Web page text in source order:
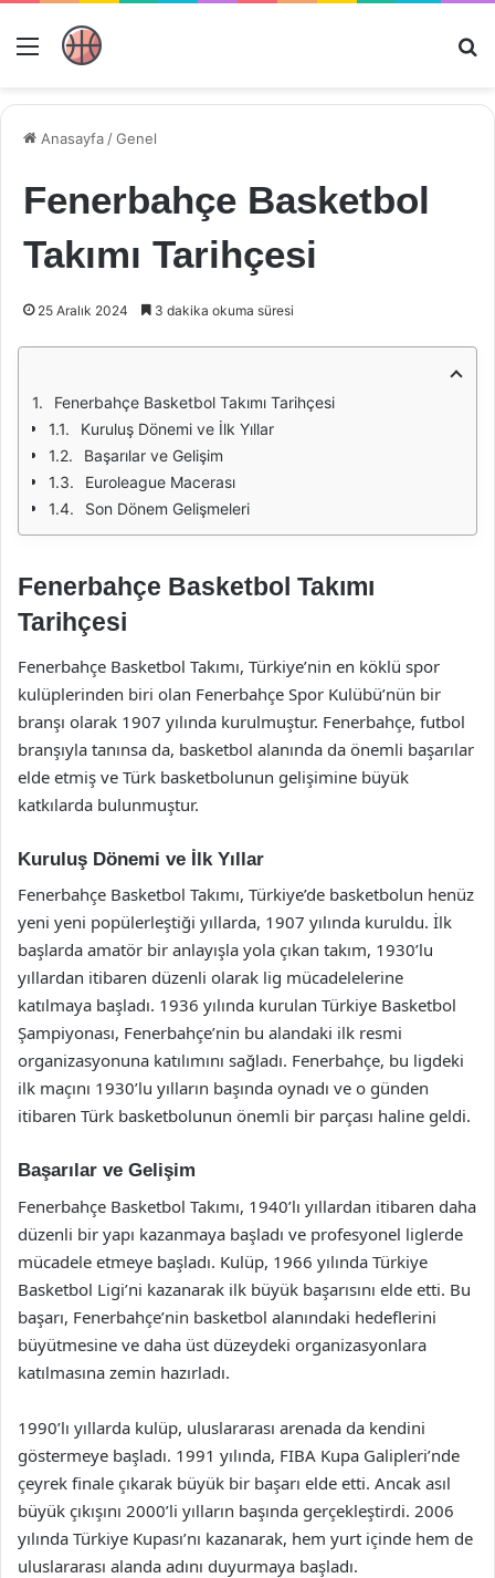
Menü
Anasayfa /Genel
Fenerbahçe Basketbol
Takımı Tarihçesi
25 Aralık 2024 3 dakika okuma süresi
Fenerbahçe Basketbol Takımı Tarihçesi
Kuruluş Dönemi ve İlk Yıllar
Başarılar ve Gelişim
Euroleague Macerası
Son Dönem Gelişmeleri
Fenerbahçe Basketbol Takımı
Tarihçesi
Fenerbahçe Basketbol Takımı, Türkiye’nin en köklü spor
kulüplerinden biri olan Fenerbahçe Spor Kulübü’nün bir
branşı olarak 1907 yılında kurulmuştur. Fenerbahçe, futbol
branşıyla tanınsa da, basketbol alanında da önemli başarılar
elde etmiş ve Türk basketbolunun gelişimine büyük
katkılarda bulunmuştur.
Kuruluş Dönemi ve İlk Yıllar
Fenerbahçe Basketbol Takımı, Türkiye’de basketbolun henüz
yeni yeni popülerleştiği yıllarda, 1907 yılında kuruldu. İlk
başlarda amatör bir anlayışla yola çıkan takım, 1930’lu
yıllardan itibaren düzenli olarak lig mücadelelerine
katılmaya başladı. 1936 yılında kurulan Türkiye Basketbol
Şampiyonası, Fenerbahçe’nin bu alandaki ilk resmi
organizasyonuna katılımını sağladı. Fenerbahçe, bu ligdeki
ilk maçını 1930’lu yılların başında oynadı ve o günden
itibaren Türk basketbolunun önemli bir parçası haline geldi.
Başarılar ve Gelişim
Fenerbahçe Basketbol Takımı, 1940’lı yıllardan itibaren daha
düzenli bir yapı kazanmaya başladı ve profesyonel liglerde
mücadele etmeye başladı. Kulüp, 1966 yılında Türkiye
Basketbol Ligi’ni kazanarak ilk büyük başarısını elde etti. Bu
başarı, Fenerbahçe’nin basketbol alanındaki hedeflerini
büyütmesine ve daha üst düzeydeki organizasyonlara
katılmasına zemin hazırladı.
1990’lı yıllarda kulüp, uluslararası arenada da kendini
göstermeye başladı. 1991 yılında, FIBA Kupa Galipleri’nde
çeyrek finale çıkarak büyük bir başarı elde etti. Ancak asıl
büyük çıkışını 2000’li yılların başında gerçekleştirdi. 2006
yılında Türkiye Kupası’nı kazanarak, hem yurt içinde hem de
uluslararası alanda adını duyurmaya başladı.